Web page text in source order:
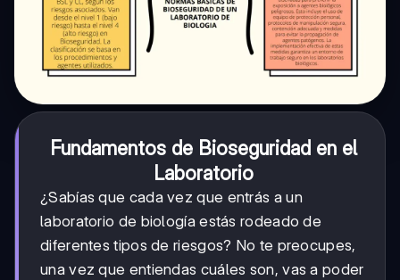
Fundamentos de Bioseguridad en el
Laboratorio
¿Sabías que cada vez que entrás a un
laboratorio de biología estás rodeado de
diferentes tipos de riesgos? No te preocupes,
una vez que entiendas cuáles son, vas a poder